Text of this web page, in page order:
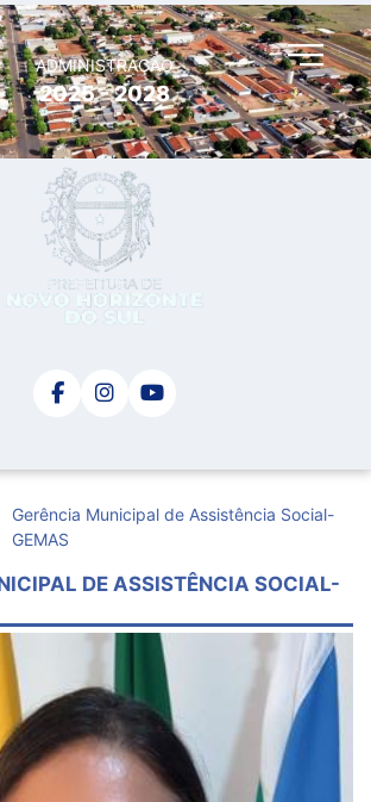
ADMINISTRAÇÃO
2025 - 2028
Gerência Municipal de Assistência Social-
GEMAS
DE ASSISTÊNCIA SOCIAL-